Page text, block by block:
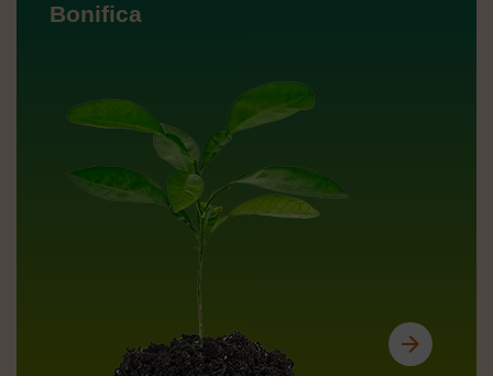
Bonifica
arrow_forward